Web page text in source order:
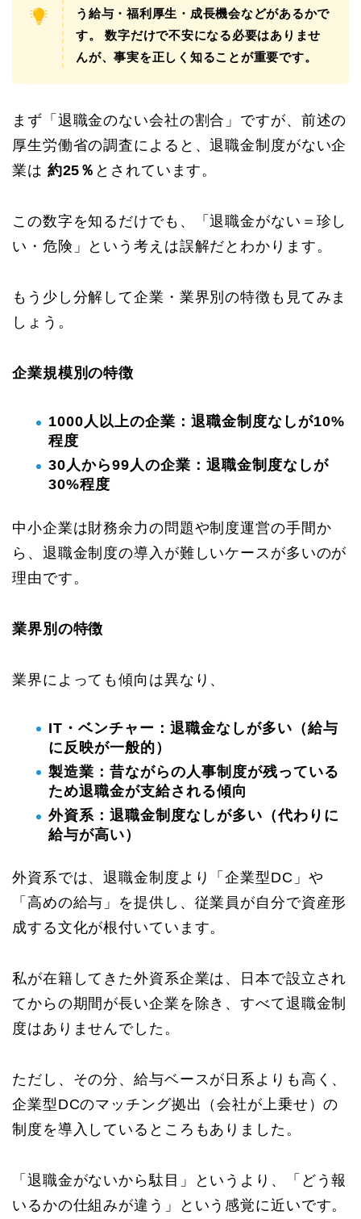
う給与・福利厚生・成長機会などがあるかで
す。 数字だけで不安になる必要はありませ
んが、事実を正しく知ることが重要です。
まず「退職金のない会社の割合」ですが、前述の
厚生労働省の調査によると、退職金制度がない企
業は 約25％ とされています。
この数字を知るだけでも、「退職金がない＝珍し
い・危険」という考えは誤解だとわかります。
もう少し分解して企業・業界別の特徴も見てみま
しょう。
企業規模別の特徴
1000人以上の企業：退職金制度なしが10%
程度
30人から99人の企業：退職金制度なしが
30%程度
中小企業は財務余力の問題や制度運営の手間か
ら、退職金制度の導入が難しいケースが多いのが
理由です。
業界別の特徴
業界によっても傾向は異なり、
IT・ベンチャー：退職金なしが多い（給与
に反映が一般的）
製造業：昔ながらの人事制度が残っている
ため退職金が支給される傾向
外資系：退職金制度なしが多い（代わりに
給与が高い）
外資系では、退職金制度より「企業型DC」や
「高めの給与」を提供し、従業員が自分で資産形
成する文化が根付いています。
私が在籍してきた外資系企業は、日本で設立され
てからの期間が長い企業を除き、すべて退職金制
度はありませんでした。
ただし、その分、給与ベースが日系よりも高く、
企業型DCのマッチング拠出（会社が上乗せ）の
制度を導入しているところもありました。
「退職金がないから駄目」というより、「どう報
いるかの仕組みが違う」という感覚に近いです。